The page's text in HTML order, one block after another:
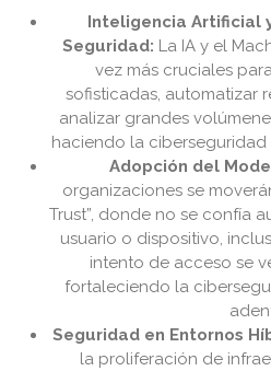
Inteligencia Artificial
Seguridad: La IA y el
vez más cruciales
sofisticadas, automatizar
analizar grandes
haciendo la ciberseguridad
Adopción del
organizaciones se
Trust”, donde no se confía
usuario o dispositivo,
intento de acceso se
fortaleciendo la
Seguridad en Entornos
la proliferación de